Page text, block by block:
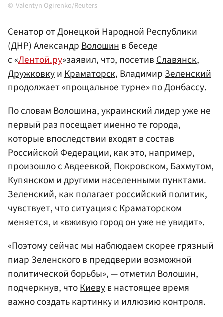
Valentyn Ogirenko/Reuters
Сенатор от Донецкой Народной Республики
(ДНР) АлександрВолошинв беседе
с «Лентой.ру»заявил, что, посетивСлавянск,
ДружковкуиКраматорск, ВладимирЗеленский
продолжает «прощальное турне» по Донбассу.
По словам Волошина, украинский лидер уже не
первый раз посещает именно те города,
которые впоследствии входят в состав
Российской Федерации, как это, например,
произошло с Авдеевкой, Покровском, Бахмутом,
Купянском и другими населенными пунктами.
Зеленский, как полагает российский политик,
чувствует, что ситуация с Краматорском
меняется, и «вживую город он уже не увидит».
«Поэтому сейчас мы наблюдаем скорее грязный
пиар Зеленского в преддверии возможной
политической борьбы», — отметил Волошин,
подчеркнув, чтоКиевув настоящее время
важно создать картинку и иллюзию контроля.